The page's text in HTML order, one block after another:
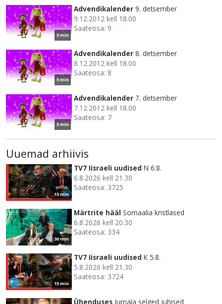
5 min
Advendikalender 9. detsember
9.12.2012 kell 18.00
Saateosa: 9
5 min
Advendikalender 8. detsember
8.12.2012 kell 18.00
Saateosa: 8
5 min
Advendikalender 7. detsember
7.12.2012 kell 18.00
Saateosa: 7
Uuemad arhiivis
15 min
TV7 Iisraeli uudised N 6.8.
6.8.2026 kell 21.30
Saateosa: 3725
30 min
Märtrite hääl Somaalia kristlased
6.8.2026 kell 20.30
Saateosa: 334
15 min
TV7 Iisraeli uudised K 5.8.
5.8.2026 kell 21.30
Saateosa: 3724
Ühenduses Jumala selged juhised